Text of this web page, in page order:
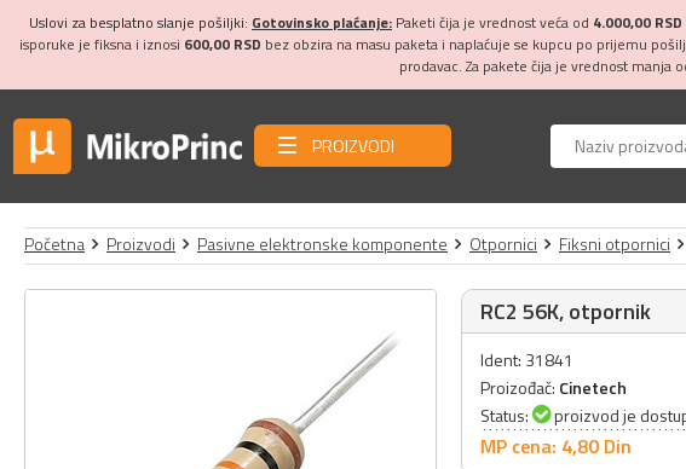
Uslovi za besplatno slanje pošiljki: Gotovinsko plaćanje: Paketi čija je vrednost veća od 4.000,00 RSD
isporuke je fiksna i iznosi 600,00 RSD bez obzira na masu paketa i naplaćuje se kupcu po prijemu
prodavac. Za pakete čija je vrednost manja
PROIZVODI
Početna Proizvodi Pasivne elektronske komponente Otpornici Fiksni otpornici
RC2 56K, otpornik
Ident: 31841
Proizođač: Cinetech
Status:
proizvod je
MP cena: 4,80 Din